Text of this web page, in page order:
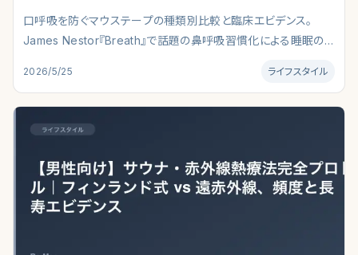
製品選び
口呼吸を防ぐマウステープの種類別比較と臨床エビデンス。
James Nestor『Breath』で話題の鼻呼吸習慣化による睡眠の
を厳選紹介。
2026/5/25 ライフスタイル